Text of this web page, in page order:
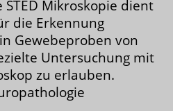
Mikroskopie dient
die Erkennung
Gewebeproben von
Untersuchung mit
zu erlauben.